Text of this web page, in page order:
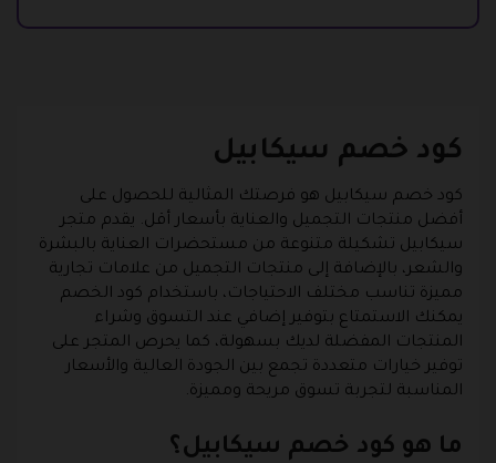
كود خصم سيكابيل
كود خصم سيكابيل هو فرصتك المثالية للحصول على
أفضل منتجات التجميل والعناية بأسعار أقل. يقدم متجر
سيكابيل تشكيلة متنوعة من مستحضرات العناية بالبشرة
والشعر، بالإضافة إلى منتجات التجميل من علامات تجارية
مميزة تناسب مختلف الاحتياجات، باستخدام كود الخصم
يمكنك الاستمتاع بتوفير إضافي عند التسوق وشراء
المنتجات المفضلة لديك بسهولة، كما يحرص المتجر على
توفير خيارات متعددة تجمع بين الجودة العالية والأسعار
المناسبة لتجربة تسوق مريحة ومميزة.
ما هو كود خصم سيكابيل؟